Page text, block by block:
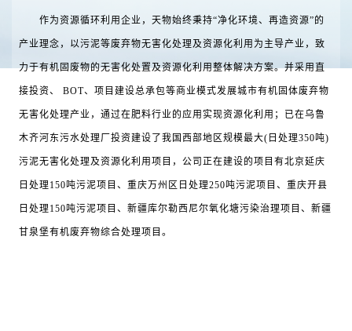
作为资源循环利用企业，天物始终秉持“净化环境、再造资源”的
产业理念，以污泥等废弃物无害化处理及资源化利用为主导产业，致
力于有机固废物的无害化处置及资源化利用整体解决方案。并采用直
接投资、 BOT、项目建设总承包等商业模式发展城市有机固体废弃物
无害化处理产业，通过在肥料行业的应用实现资源化利用；已在乌鲁
木齐河东污水处理厂投资建设了我国西部地区规模最大(日处理350吨)
污泥无害化处理及资源化利用项目，公司正在建设的项目有北京延庆
日处理150吨污泥项目、重庆万州区日处理250吨污泥项目、重庆开县
日处理150吨污泥项目、新疆库尔勒西尼尔氧化塘污染治理项目、新疆
甘泉堡有机废弃物综合处理项目。